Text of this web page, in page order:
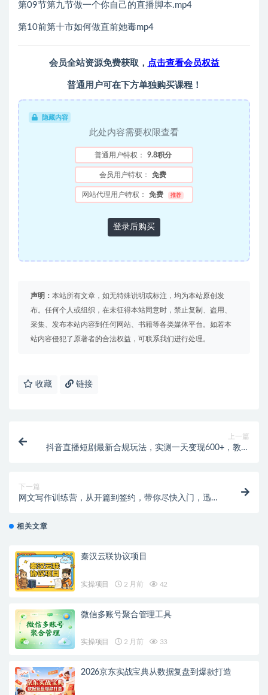
第09节第九节做一个你自己的直播脚本.mp4
第10前第十市如何做直前她毒mp4
会员全站资源免费获取， 点击查看会员权益
普通用户可在下方单独购买课程！
隐藏内容
此处内容需要权限查看
普通用户特权： 9.8积分
会员用户特权： 免费
网站代理用户特权： 免费 推荐
登录后购买
声明： 本站所有文章，如无特殊说明或标注，均为本站原创发
布。任何个人或组织，在未征得本站同意时，禁止复制、盗用、
采集、发布本站内容到任何网站、书籍等各类媒体平台。如若本
站内容侵犯了原著者的合法权益，可联系我们进行处理。
收藏 链接
上一篇
抖音直播短剧最新合规玩法，实测一天变现600+，教程
下一篇
网文写作训练营，从开篇到签约，带你尽快入门，迅速
相关文章
秦汉云联协议项目
实操项目 2 月前 42
微信多账号聚合管理工具
实操项目 2 月前 33
2026京东实战宝典从数据复盘到爆款打造